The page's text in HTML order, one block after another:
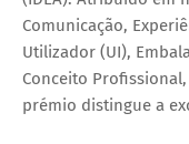
Comunicação,
Utilizador (UI),
Conceito
prémio distingue a